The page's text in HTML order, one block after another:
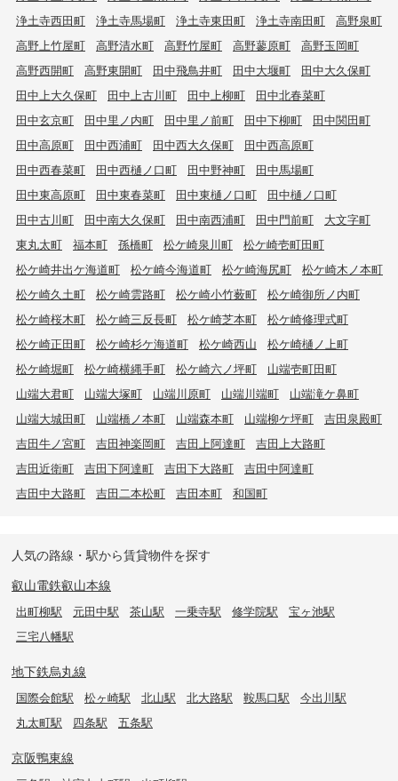
浄土寺西田町
浄土寺馬場町 浄土寺東田町 浄土寺南田町
高野泉町
高野上竹屋町
高野清水町 高野竹屋町 高野蓼原町
高野玉岡町
高野西開町
高野東開町 田中飛鳥井町 田中大堰町
田中大久保町
田中上大久保町
田中上古川町 田中上柳町
田中北春菜町
田中玄京町
田中里ノ内町 田中里ノ前町 田中下柳町
田中関田町
田中高原町
田中西浦町 田中西大久保町
田中西高原町
田中西春菜町
田中西樋ノ口町 田中野神町
田中馬場町
田中東高原町
田中東春菜町 田中東樋ノ口町
田中樋ノ口町
田中古川町
田中南大久保町 田中南西浦町 田中門前町
大文字町
東丸太町
福本町 孫橋町 松ケ崎泉川町
松ケ崎壱町田町
松ケ崎井出ケ海道町
松ケ崎今海道町 松ケ崎海尻町
松ケ崎木ノ本町
松ケ崎久土町
松ケ崎雲路町 松ケ崎小竹薮町
松ケ崎御所ノ内町
松ケ崎桜木町
松ケ崎三反長町 松ケ崎芝本町
松ケ崎修理式町
松ケ崎正田町
松ケ崎杉ケ海道町 松ケ崎西山
松ケ崎樋ノ上町
松ケ崎堀町
松ケ崎横縄手町 松ケ崎六ノ坪町
山端壱町田町
山端大君町
山端大塚町 山端川原町 山端川端町
山端滝ケ鼻町
山端大城田町
山端橋ノ本町 山端森本町 山端柳ケ坪町
吉田泉殿町
吉田牛ノ宮町
吉田神楽岡町 吉田上阿達町
吉田上大路町
吉田近衛町
吉田下阿達町 吉田下大路町
吉田中阿達町
吉田中大路町
吉田二本松町 吉田本町 和国町
人気の路線・駅から賃貸物件を探す
叡山電鉄叡山本線
出町柳駅 元田中駅 茶山駅 一乗寺駅 修学院駅
宝ヶ池駅
三宅八幡駅
地下鉄烏丸線
国際会館駅 松ヶ崎駅 北山駅 北大路駅 鞍馬口駅
今出川駅
丸太町駅
四条駅 五条駅
京阪鴨東線